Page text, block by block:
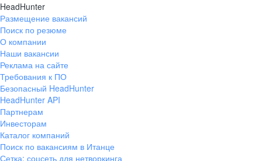
HeadHunter
Размещение вакансий
Поиск по резюме
О компании
Наши вакансии
Реклама на сайте
Требования к ПО
Безопасный HeadHunter
HeadHunter API
Партнерам
Инвесторам
Каталог компаний
Поиск по вакансиям в Итанце
Сетка: соцсеть для нетворкинга